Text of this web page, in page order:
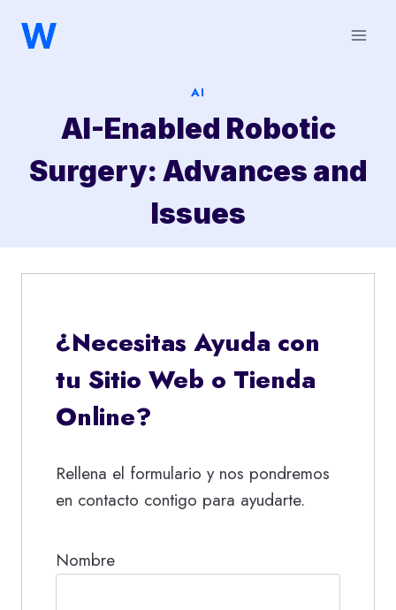
AI
AI-Enabled Robotic
Surgery: Advances and
Issues
¿Necesitas Ayuda con
tu Sitio Web o Tienda
Online?
Rellena el formulario y nos pondremos
en contacto contigo para ayudarte.
Nombre